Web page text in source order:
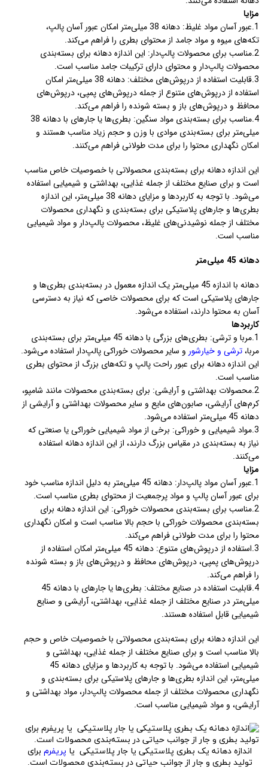
مزایا
1.عبور آسان مواد غلیظ: دهانه 38 میلی‌متر امکان عبور آسان پالپ،
تکه‌های میوه و مواد جامد از محتوای بطری را فراهم می‌کند.
2.مناسب برای محصولات پالپ‌دار: این اندازه دهانه برای بسته‌بندی
محصولات پالپ‌دار و محتوای دارای ترکیبات جامد مناسب است.
3.قابلیت استفاده از درپوش‌های مختلف: دهانه 38 میلی‌متر امکان
استفاده از درپوش‌های متنوع از جمله درپوش‌های پمپی، درپوش‌های
محافظ و درپوش‌های باز و بسته شونده را فراهم می‌کند.
4.مناسب برای بسته‌بندی مواد سنگین: بطری‌ها یا جارهای با دهانه 38
میلی‌متر برای بسته‌بندی موادی با وزن و حجم زیاد مناسب هستند و
امکان نگهداری محتوا را برای مدت طولانی فراهم می‌کنند.
این اندازه دهانه برای بسته‌بندی محصولاتی با خصوصیات خاص مناسب
است و برای صنایع مختلف از جمله غذایی، بهداشتی و شیمیایی استفاده
می‌شود. با توجه به کاربردها و مزایای دهانه 38 میلی‌متر، این اندازه
بطری‌ها و جارهای پلاستیکی برای بسته‌بندی و نگهداری محصولات
مختلف از جمله نوشیدنی‌های غلیظ، محصولات پالپ‌دار و مواد شیمیایی
مناسب است.
دهانه 45 میلی‌متر
دهانه با اندازه 45 میلی‌متر یک اندازه معمول در بسته‌بندی بطری‌ها و
جارهای پلاستیکی است که برای محصولات خاصی که نیاز به دسترسی
آسان به محتوا دارند، استفاده می‌شود.
کاربردها
1.مربا و ترشی: بطری‌های بزرگی با دهانه 45 میلی‌متر برای بسته‌بندی
مربا،ترشی و خیارشور و سایر محصولات خوراکی پالپ‌دار استفاده می‌شود.
این اندازه دهانه برای عبور راحت پالپ و تکه‌های بزرگ از محتوای بطری
مناسب است.
2.محصولات بهداشتی و آرایشی: برای بسته‌بندی محصولات مانند شامپو،
کرم‌های آرایشی، صابون‌های مایع و سایر محصولات بهداشتی و آرایشی از
دهانه 45 میلی‌متر استفاده می‌شود.
3.مواد شیمیایی و خوراکی: برخی از مواد شیمیایی خوراکی یا صنعتی که
نیاز به بسته‌بندی در مقیاس بزرگ دارند، از این اندازه دهانه استفاده
می‌کنند.
مزایا
1.عبور آسان مواد پالپ‌دار: دهانه 45 میلی‌متر به دلیل اندازه مناسب خود
برای عبور آسان پالپ و مواد پرجمعیت از محتوای بطری مناسب است.
2.مناسب برای بسته‌بندی محصولات خوراکی: این اندازه دهانه برای
بسته‌بندی محصولات خوراکی با حجم بالا مناسب است و امکان نگهداری
محتوا را برای مدت طولانی فراهم می‌کند.
3.استفاده از درپوش‌های متنوع: دهانه 45 میلی‌متر امکان استفاده از
درپوش‌های پمپی، درپوش‌های محافظ و درپوش‌های باز و بسته شونده
را فراهم می‌کند.
4.قابلیت استفاده در صنایع مختلف: بطری‌ها یا جارهای با دهانه 45
میلی‌متر در صنایع مختلف از جمله غذایی، بهداشتی، آرایشی و صنایع
شیمیایی قابل استفاده هستند.
این اندازه دهانه برای بسته‌بندی محصولاتی با خصوصیات خاص و حجم
بالا مناسب است و برای صنایع مختلف از جمله غذایی، بهداشتی و
شیمیایی استفاده می‌شود. با توجه به کاربردها و مزایای دهانه 45
میلی‌متر، این اندازه بطری‌ها و جارهای پلاستیکی برای بسته‌بندی و
نگهداری محصولات مختلف از جمله محصولات پالپ‌دار، مواد بهداشتی و
آرایشی، و مواد شیمیایی مناسب است.
اندازه دهانه یک بطری پلاستیکی یا جار پلاستیکی یا پریفرمبرای
تولید بطری و جار از جوانب حیاتی در بسته‌بندی محصولات است.